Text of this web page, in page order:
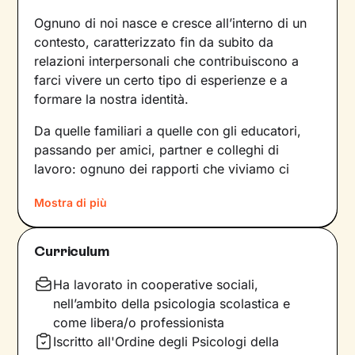
Ognuno di noi nasce e cresce all’interno di un
contesto, caratterizzato fin da subito da
relazioni interpersonali che contribuiscono a
farci vivere un certo tipo di esperienze e a
formare la nostra identità.
Da quelle familiari a quelle con gli educatori,
passando per amici, partner e colleghi di
lavoro: ognuno dei rapporti che viviamo ci
dinamiche che abbiamo sperimentato fino a
quel momento. Anche le emozioni che
proviamo e i pensieri che concepiamo sono
cresciuti.
Per superare momenti difficili e raggiungere un
maggiore benessere bisogna comprendere
Mostra di più
Curriculum
Ha lavorato in cooperative sociali,
nell’ambito della psicologia scolastica e
come libera/o professionista
Iscritto all'Ordine degli Psicologi della